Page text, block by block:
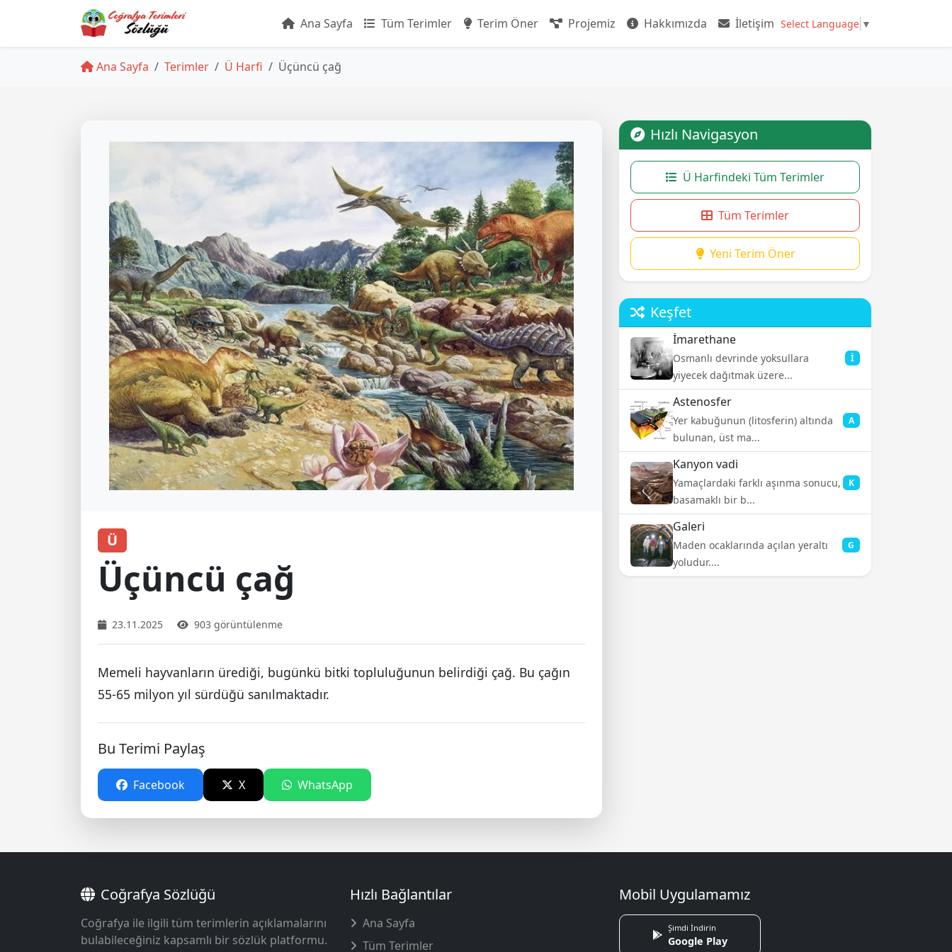
Ana Sayfa Tüm Terimler Terim Öner Projemiz Hakkımızda İletişim Select Language ▼
Ana Sayfa Terimler Ü Harfi Üçüncü çağ
Ü
Üçüncü çağ
23.11.2025 903 görüntülenme
Memeli hayvanların ürediği, bugünkü bitki topluluğunun belirdiği çağ. Bu çağın
55-65 milyon yıl sürdüğü sanılmaktadır.
Bu Terimi Paylaş
Facebook X WhatsApp
Hızlı Navigasyon
Ü Harfindeki Tüm Terimler
Tüm Terimler
Yeni Terim Öner
Keşfet
İmarethane
Osmanlı devrinde yoksullara
yiyecek dağıtmak üzere...
İ
Astenosfer
Yer kabuğunun (litosferin) altında
bulunan, üst ma...
A
Kanyon vadi
Yamaçlardaki farklı aşınma sonucu,
basamaklı bir b...
K
Galeri
Maden ocaklarında açılan yeraltı
yoludur....
G
Coğrafya Sözlüğü
Coğrafya ile ilgili tüm terimlerin açıklamalarını
bulabileceğiniz kapsamlı bir sözlük platformu.
Hızlı Bağlantılar
Ana Sayfa
Tüm Terimler
Mobil Uygulamamız
Şimdi İndirin
Google Play